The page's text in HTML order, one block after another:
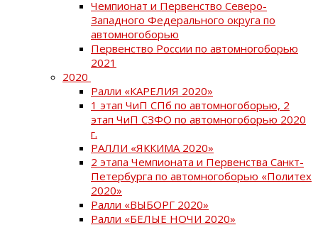
Чемпионат и Первенство Северо-
Западного Федерального округа по
автомногоборью
Первенство России по автомногоборью
2021
2020
Ралли «КАРЕЛИЯ 2020»
1 этап ЧиП СПб по автомногоборью, 2
этап ЧиП СЗФО по автомногоборью 2020
г.
РАЛЛИ «ЯККИМА 2020»
2 этапа Чемпионата и Первенства Санкт-
Петербурга по автомногоборью «Политех
2020»
Ралли «ВЫБОРГ 2020»
Ралли «БЕЛЫЕ НОЧИ 2020»